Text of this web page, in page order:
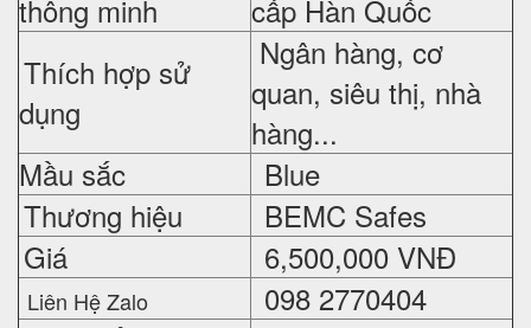
thông minh
cấp Hàn Quốc
Thích hợp sử
dụng
Ngân hàng, cơ
quan, siêu thị, nhà
hàng...
Mầu sắc
Blue
Thương hiệu
BEMC Safes
Giá
6,500,000 VNĐ
Liên Hệ Zalo
098 2770404